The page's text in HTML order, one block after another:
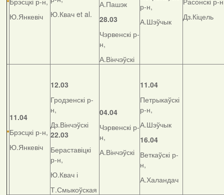
Ю.Янкевіч
Ю.Квач et al.
А.Пашэк
28.03
Чэрвенскі р-
н,
А.Вінчэўскі
р-н,
А.Шэўчык
Дз.Кіцель
11.04
Брэсцкі р-н,
Ю.Янкевіч
12.03
Гродзенскі р-
н,
Дз.Вінчэўскі
22.03
Бераставіцкі
р-н,
Ю.Квач і
Т.Смыкоўская
04.04
Чэрвенскі р-
н,
А.Вінчэўскі
11.04
Петрыкаўскі
р-н,
А.Шэўчык
16.04
Веткаўскі р-
н,
А.Халандач